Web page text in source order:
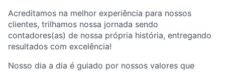
Acreditamos na melhor experiência para nossos
clientes, trilhamos nossa jornada sendo
contadores(as) de nossa própria história, entregando
resultados com excelência!
Nosso dia a dia é guiado por nossos valores que